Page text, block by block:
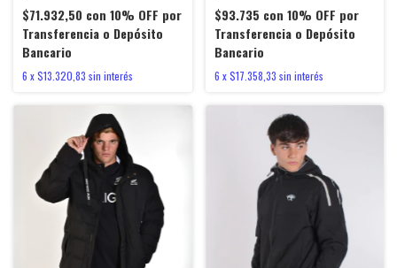
$71.932,50 con 10% OFF por
Transferencia o Depósito
Bancario
6 x$13.320,83 sin interés
$93.735 con 10% OFF por
Transferencia o Depósito
Bancario
6 x$17.358,33 sin interés